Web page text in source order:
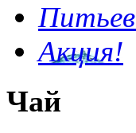
Акция!
Чай